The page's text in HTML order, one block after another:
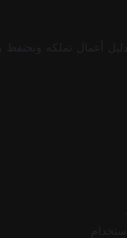
أعمال تملكه وتحتفظ